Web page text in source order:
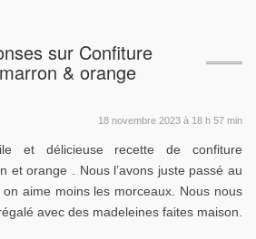
sur Confiture
& orange
18 novembre 2023 à 18 h 57 min
et délicieuse recette de confiture
et orange . Nous l’avons juste passé au
on aime moins les morceaux. Nous nous
avec des madeleines faites maison.